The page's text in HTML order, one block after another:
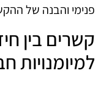
פנימי והבנה של
קשרים בין
למיומנויות